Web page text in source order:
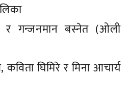
र गन्जनमान बस्नेत (ओली
कविता घिमिरे र मिना आचार्य